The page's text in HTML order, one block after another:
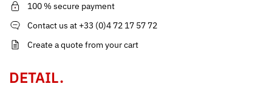
100 % secure payment
Contact us at +33 (0)4 72 17 57 72
Create a quote from your cart
DETAIL.